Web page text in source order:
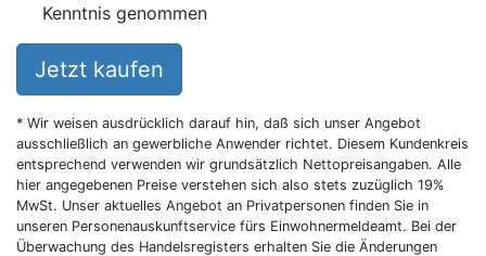
Kenntnis genommen
Jetzt kaufen
* Wir weisen ausdrücklich darauf hin, daß sich unser Angebot
ausschließlich an gewerbliche Anwender richtet. Diesem Kundenkreis
entsprechend verwenden wir grundsätzlich Nettopreisangaben. Alle
hier angegebenen Preise verstehen sich also stets zuzüglich 19%
MwSt. Unser aktuelles Angebot an Privatpersonen finden Sie in
unseren Personenauskunftservice fürs Einwohnermeldeamt. Bei der
Überwachung des Handelsregisters erhalten Sie die Änderungen